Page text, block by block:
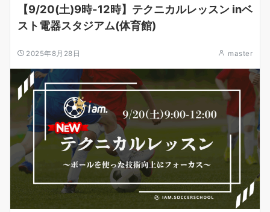
【9/20(土)9時-12時】テクニカルレッスン inベ
スト電器スタジアム(体育館)
2025年8月28日 master